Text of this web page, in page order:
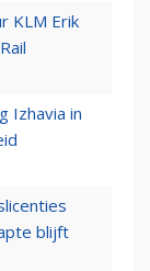
KLM Erik
Izhavia in
blijft